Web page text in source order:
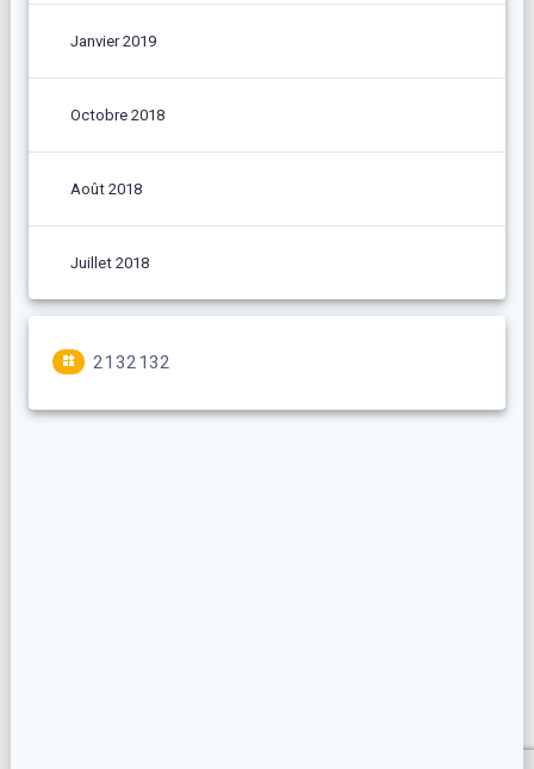
Janvier 2019
Octobre 2018
Août 2018
Juillet 2018
2132132